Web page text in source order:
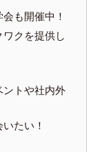
も開催中！
クを提供し
ントや社内外
たい！